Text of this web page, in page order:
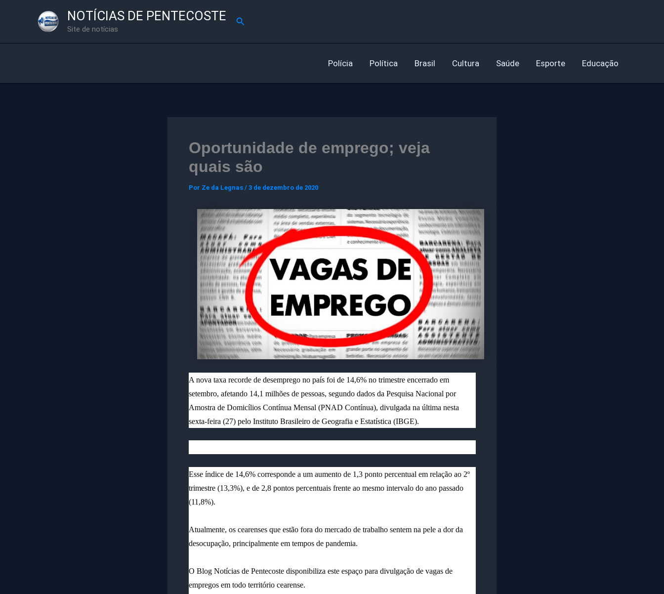
NOTÍCIAS DE PENTECOSTE
Site de notícias
Pesquisar
Polícia Política Brasil Cultura Saúde Esporte Educação
Oportunidade de emprego; veja
quais são
Por Ze da Legnas / 3 de dezembro de 2020
A nova taxa recorde de desemprego no país foi de 14,6% no trimestre encerrado em
setembro, afetando 14,1 milhões de pessoas, segundo dados da Pesquisa Nacional por
Amostra de Domicílios Contínua Mensal (PNAD Contínua), divulgada na última nesta
sexta-feira (27) pelo Instituto Brasileiro de Geografia e Estatística (IBGE).
Esse índice de 14,6% corresponde a um aumento de 1,3 ponto percentual em relação ao 2º
trimestre (13,3%), e de 2,8 pontos percentuais frente ao mesmo intervalo do ano passado
(11,8%).
Atualmente, os cearenses que estão fora do mercado de trabalho sentem na pele a dor da
desocupação, principalmente em tempos de pandemia.
O Blog Notícias de Pentecoste disponibiliza este espaço para divulgação de vagas de
empregos em todo território cearense.